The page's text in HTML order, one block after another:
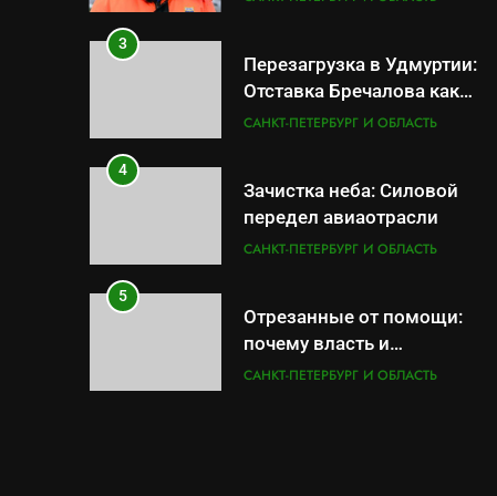
3
Перезагрузка в Удмуртии:
Отставка Бречалова как
результат управленческих
САНКТ-ПЕТЕРБУРГ И ОБЛАСТЬ
4
Зачистка неба: Силовой
передел авиаотрасли
САНКТ-ПЕТЕРБУРГ И ОБЛАСТЬ
5
Отрезанные от помощи:
почему власть и
маркетплейсы «умывают
САНКТ-ПЕТЕРБУРГ И ОБЛАСТЬ